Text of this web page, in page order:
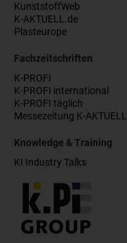
KunststoffWeb
K-AKTUELL.de
Plasteurope
Fachzeitschriften
K-PROFI
K-PROFI international
K-PROFI täglich
Messezeitung K-AKTUELL
Knowledge & Training
KI Industry Talks